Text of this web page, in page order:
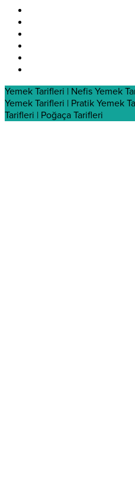
Yemek Tarifleri | Nefis Yemek
Yemek Tarifleri | Pratik Yemek
Tarifleri | Poğaça Tarifleri